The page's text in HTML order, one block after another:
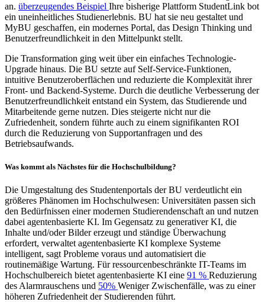
an. überzeugendes Beispiel Ihre bisherige Plattform StudentLink bot
ein uneinheitliches Studienerlebnis. BU hat sie neu gestaltet und
MyBU geschaffen, ein modernes Portal, das Design Thinking und
Benutzerfreundlichkeit in den Mittelpunkt stellt.
Die Transformation ging weit über ein einfaches Technologie-
Upgrade hinaus. Die BU setzte auf Self-Service-Funktionen,
intuitive Benutzeroberflächen und reduzierte die Komplexität ihrer
Front- und Backend-Systeme. Durch die deutliche Verbesserung der
Benutzerfreundlichkeit entstand ein System, das Studierende und
Mitarbeitende gerne nutzen. Dies steigerte nicht nur die
Zufriedenheit, sondern führte auch zu einem signifikanten ROI
durch die Reduzierung von Supportanfragen und des
Betriebsaufwands.
Was kommt als Nächstes für die Hochschulbildung?
Die Umgestaltung des Studentenportals der BU verdeutlicht ein
größeres Phänomen im Hochschulwesen: Universitäten passen sich
den Bedürfnissen einer modernen Studierendenschaft an und nutzen
dabei agentenbasierte KI. Im Gegensatz zu generativer KI, die
Inhalte und/oder Bilder erzeugt und ständige Überwachung
erfordert, verwaltet agentenbasierte KI komplexe Systeme
intelligent, sagt Probleme voraus und automatisiert die
routinemäßige Wartung. Für ressourcenbeschränkte IT-Teams im
Hochschulbereich bietet agentenbasierte KI eine 91 % Reduzierung
des Alarmrauschens und 50% Weniger Zwischenfälle, was zu einer
höheren Zufriedenheit der Studierenden führt.